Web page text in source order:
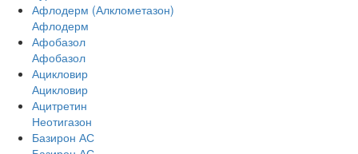
Афлодерм (Алклометазон)
Афлодерм
Афобазол
Афобазол
Ацикловир
Ацикловир
Ацитретин
Неотигазон
Базирон АС